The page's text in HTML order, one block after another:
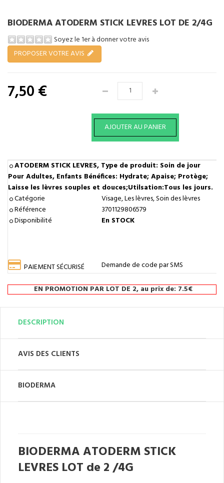
BIODERMA ATODERM STICK LEVRES LOT DE 2/4G
Soyez le 1er à donner votre avis
PROPOSER VOTRE AVIS
7,50 €
ATODERM STICK LEVRES, Type de produit: Soin de jour
Pour Adultes, Enfants Bénéfices: Hydrate; Apaise; Protège;
Laisse les lèvres souples et douces;Utilsation:Tous les jours.
Catégorie
Visage, Les lèvres, Soin des lèvres
Référence
3701129806579
Disponibilité
En STOCK
PAIEMENT SÉCURISÉ Demande de code par SMS
EN PROMOTION PAR LOT DE 2, au prix de: 7.5€
DESCRIPTION
AVIS DES CLIENTS
BIODERMA
BIODERMA ATODERM STICK
LEVRES LOT de 2 /4G